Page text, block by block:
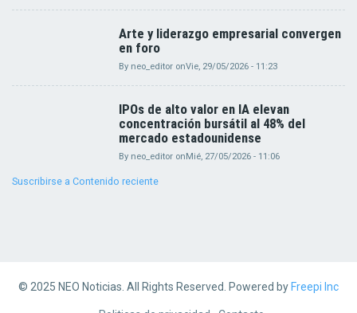
Arte y liderazgo empresarial convergen
en foro
By neo_editor onVie, 29/05/2026 - 11:23
IPOs de alto valor en IA elevan
concentración bursátil al 48% del
mercado estadounidense
By neo_editor on Mié, 27/05/2026 - 11:06
Suscribirse a Contenido reciente
© 2025 NEO Noticias. All Rights Reserved. Powered by Freepi Inc